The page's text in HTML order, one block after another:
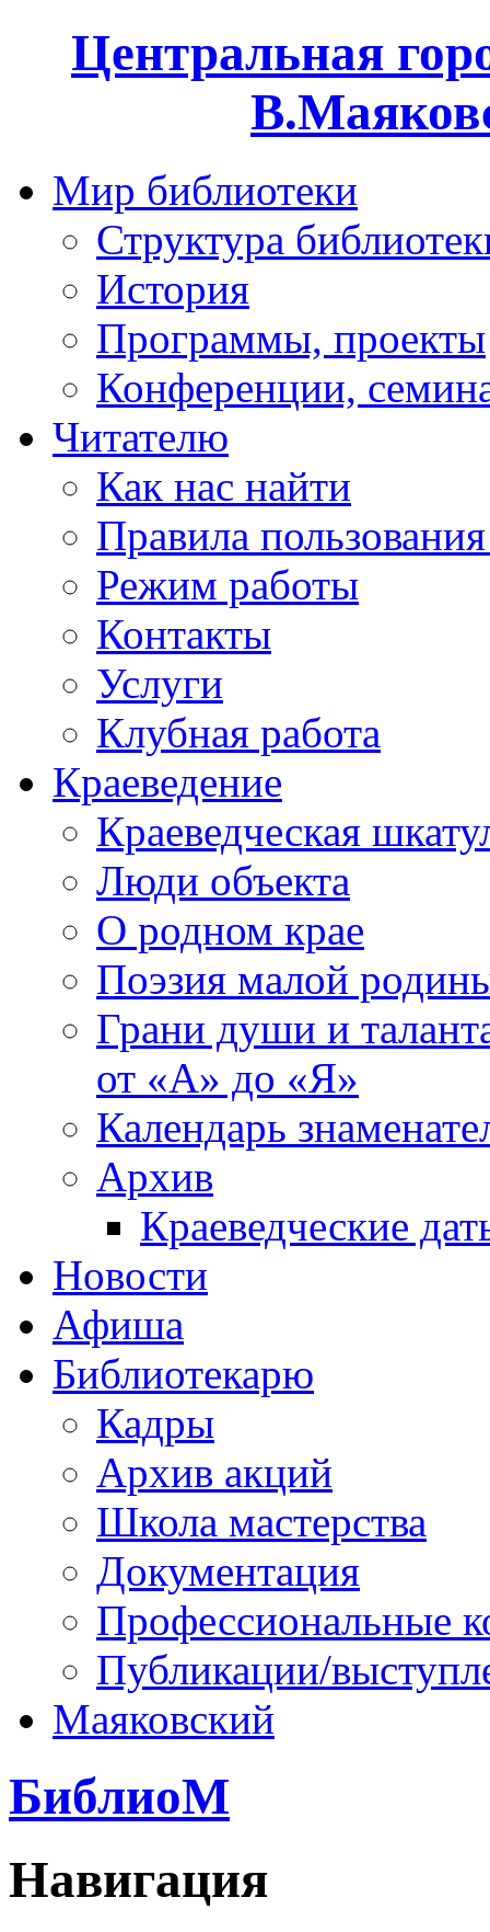
Центральная
Мир библиотеки
Структура
История
Программы, проекты
Конференции,
Читателю
Как нас найти
Правила
Режим работы
Контакты
Услуги
Клубная работа
Краеведение
Краеведческая
Люди объекта
О родном крае
Поэзия малой
Грани души и
от «А» до «Я»
Календарь
Архив
Краеведческие
Новости
Афиша
Библиотекарю
Кадры
Архив акций
Школа мастерства
Документация
Профессиональные
Публикации/
Маяковский
БиблиоМ
Навигация